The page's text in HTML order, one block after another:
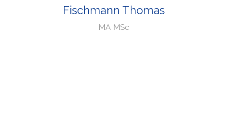
Fischmann Thomas
MA MSc